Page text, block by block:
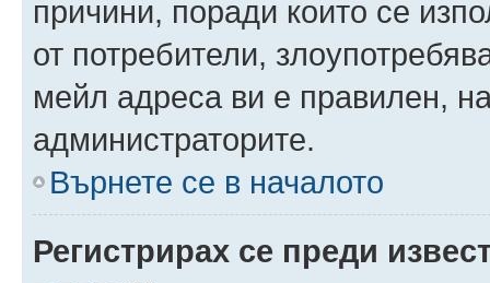
причини, поради които се
от потребители,
мейл адреса ви е правилен,
администраторите.
Върнете се в началото
Регистрирах се преди